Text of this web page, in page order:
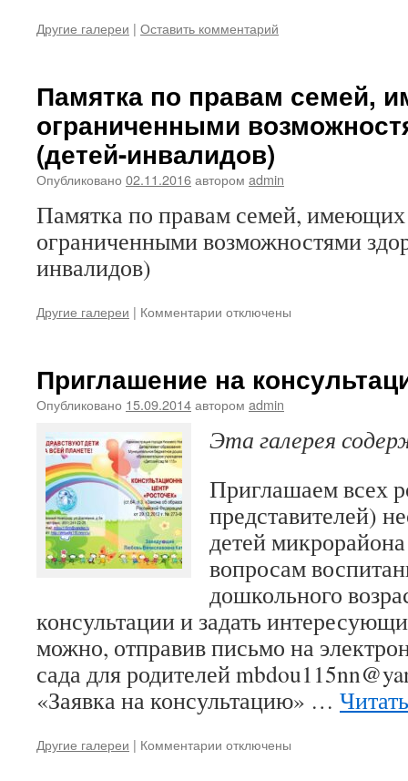
Другие галереи | Оставить комментарий
Памятка по правам семей,
ограниченными
(детей-инвалидов)
Опубликовано 02.11.2016автором admin
Памятка по правам семей, имеющих
ограниченными возможностями
инвалидов)
Другие галереи | Комментарии к
правам
семей,
детей
возможностями
здоровья
(детей-
инвалидов)
отключены
Приглашение на
Опубликовано 15.09.2014автором admin
Эта галерея
Приглашаем всех
представителей)
детей
вопросам
дошкольного
консультации и задать
можно, отправив письмо на
сада для родителей
«Заявка на консультацию» …
Другие галереи | Комментарии котключены